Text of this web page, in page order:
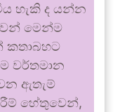
හැකි ද යන්න
මෙන්ම
කතාබහට
වර්තමාන
ඇතැම්
හේතුවෙන්,